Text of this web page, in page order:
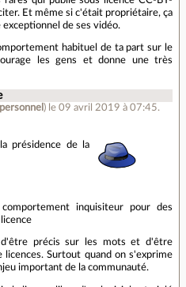
Et même si c'était propriétaire, ça
de ses vidéo.
habituel de ta part sur le
les gens et donne une très
) le 09 avril 2019 à 07:45.
présidence de la
inquisiteur pour des
précis sur les mots et d'être
Surtout quand on s'exprime
important de la communauté.